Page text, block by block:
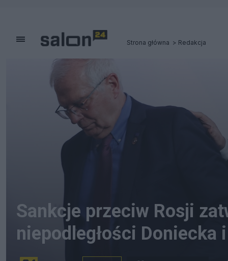
Strona główna Redakcja
Sankcje przeciw Rosji
niepodległości Doniecka